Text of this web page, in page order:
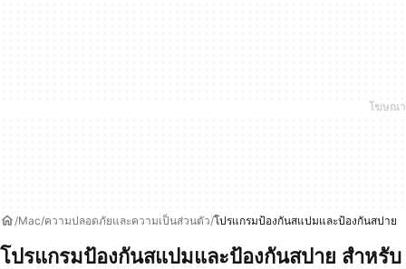
Mac ความปลอดภัยและความเป็นส่วนตัว โปรแกรมป้องกันสแปมและป้องกันสปาย
โปรแกรมป้องกันสแปมและป้องกันสปาย สำหรับ